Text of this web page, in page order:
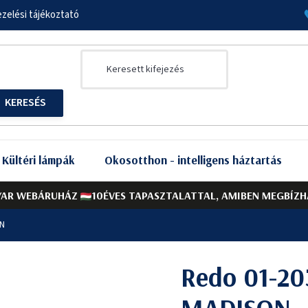
WEBÁRUHÁZ 10ÉVES TAPASZTALATTAL, AMIBEN
tájékoztató
Kültéri lámpák Okosotthon - intelligens háztartás
Redo 01-